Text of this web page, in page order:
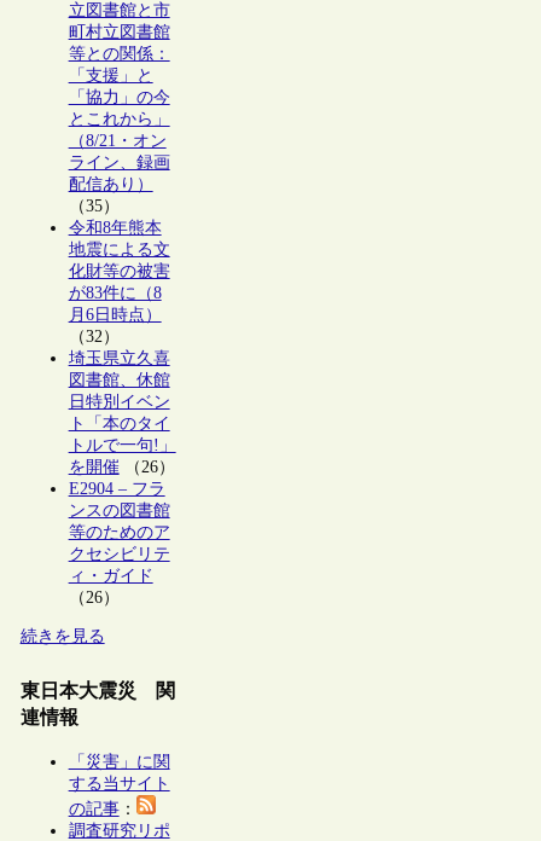
立図書館と市
町村立図書館
等との関係：
「支援」と
「協力」の今
とこれから」
（8/21・オン
ライン、録画
配信あり）
（35）
令和8年熊本
地震による文
化財等の被害
が83件に（8
月6日時点）
（32）
埼玉県立久喜
図書館、休館
日特別イベン
ト「本のタイ
トルで一句!」
を開催（26）
E2904 – フラ
ンスの図書館
等のためのア
クセシビリテ
ィ・ガイド
（26）
続きを見る
東日本大震災 関
連情報
「災害」に関
する当サイト
の記事：
調査研究リポ